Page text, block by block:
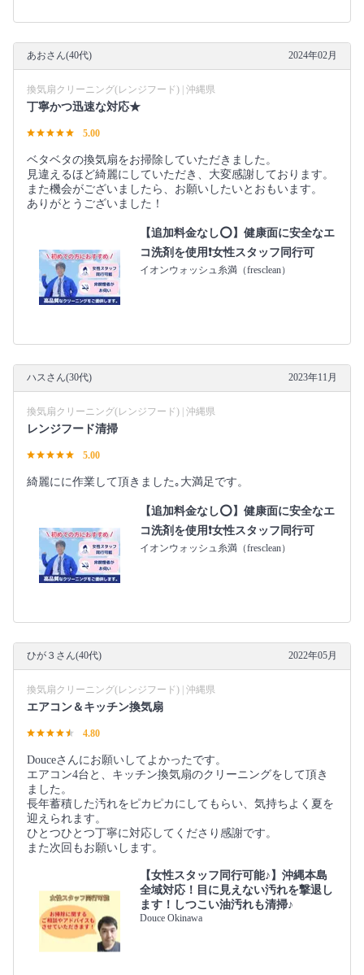
あおさん(40代) 2024年02月
換気扇クリーニング(レンジフード) | 沖縄県
丁寧かつ迅速な対応★
5.00
ベタベタの換気扇をお掃除していただきました。
見違えるほど綺麗にしていただき、大変感謝しております。
また機会がございましたら、お願いしたいとおもいます。
ありがとうございました！
【追加料金なし⭕️】健康面に安全なエ
コ洗剤を使用❗️女性スタッフ同行可
イオンウォッシュ糸満（fresclean）
ハスさん(30代) 2023年11月
換気扇クリーニング(レンジフード) | 沖縄県
レンジフード清掃
5.00
綺麗にに作業して頂きました｡大満足です。
【追加料金なし⭕️】健康面に安全なエ
コ洗剤を使用❗️女性スタッフ同行可
イオンウォッシュ糸満（fresclean）
ひが３さん(40代) 2022年05月
換気扇クリーニング(レンジフード) | 沖縄県
エアコン＆キッチン換気扇
4.80
Douceさんにお願いしてよかったです。
エアコン4台と、キッチン換気扇のクリーニングをして頂き
ました。
長年蓄積した汚れをピカピカにしてもらい、気持ちよく夏を
迎えられます。
ひとつひとつ丁寧に対応してくださり感謝です。
また次回もお願いします。
【女性スタッフ同行可能♪】沖縄本島
全域対応！目に見えない汚れを撃退し
ます！しつこい油汚れも清掃♪
Douce Okinawa